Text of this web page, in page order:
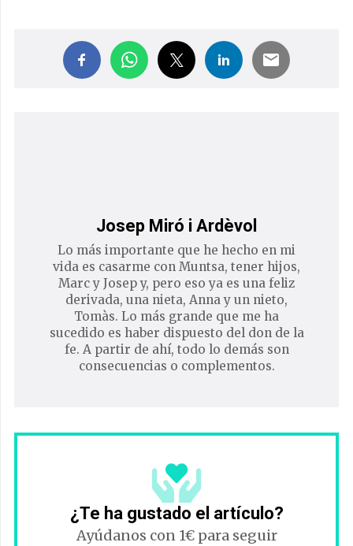
Josep Miró i Ardèvol
Lo más importante que he hecho en mi
vida es casarme con Muntsa, tener hijos,
Marc y Josep y, pero eso ya es una feliz
derivada, una nieta, Anna y un nieto,
Tomàs. Lo más grande que me ha
sucedido es haber dispuesto del don de la
fe. A partir de ahí, todo lo demás son
consecuencias o complementos.
¿Te ha gustado el artículo?
Ayúdanos con 1€ para seguir